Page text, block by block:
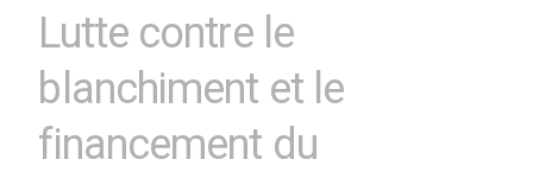
Lutte contre le
blanchiment et le
financement du